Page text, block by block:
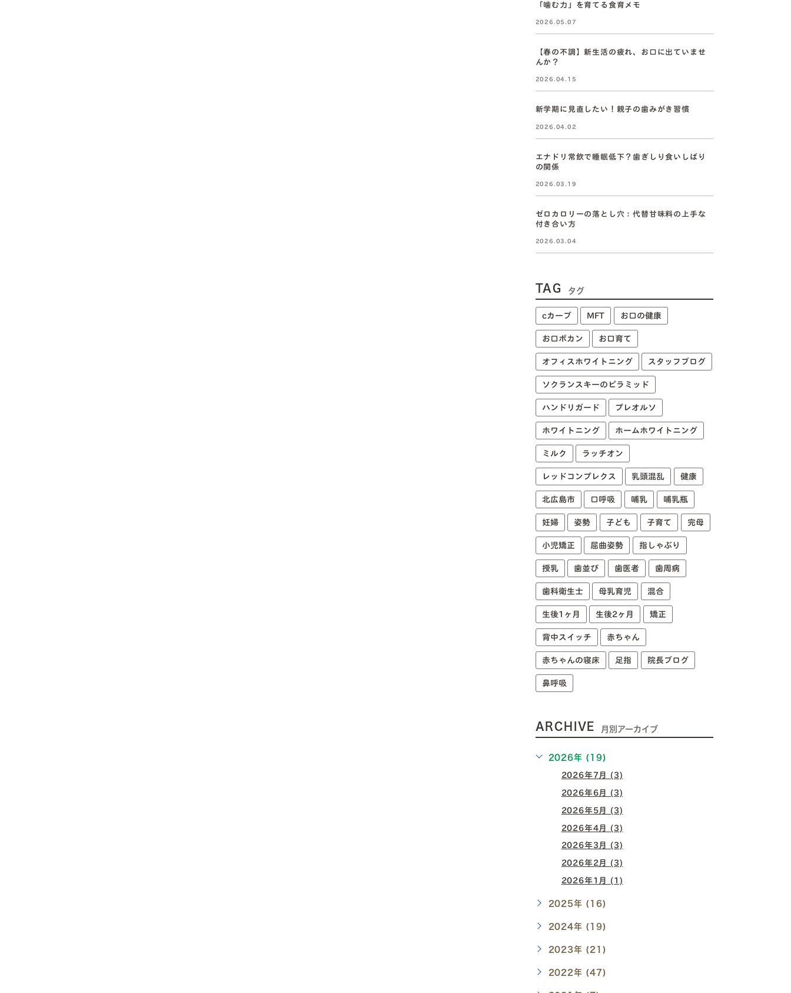
「噛む力」を育てる食育メモ
2026.05.07
【春の不調】新生活の疲れ、お口に出ていませ
んか？
2026.04.15
新学期に見直したい！親子の歯みがき習慣
2026.04.02
エナドリ常飲で睡眠低下？歯ぎしり食いしばり
の関係
2026.03.19
ゼロカロリーの落とし穴：代替甘味料の上手な
付き合い方
2026.03.04
TAG タグ
cカーブ MFT お口の健康
お口ポカン お口育て
オフィスホワイトニング スタッフブログ
ソクランスキーのピラミッド
ハンドリガード プレオルソ
ホワイトニング ホームホワイトニング
ミルク ラッチオン
レッドコンプレクス 乳頭混乱 健康
北広島市 口呼吸 哺乳 哺乳瓶
妊婦 姿勢 子ども 子育て 完母
小児矯正 屈曲姿勢 指しゃぶり
授乳 歯並び 歯医者 歯周病
歯科衛生士 母乳育児 混合
生後1ヶ月 生後2ヶ月 矯正
背中スイッチ 赤ちゃん
赤ちゃんの寝床 足指 院長ブログ
鼻呼吸
ARCHIVE 月別アーカイブ
2026年 (19)
2026年7月 (3)
2026年6月 (3)
2026年5月 (3)
2026年4月 (3)
2026年3月 (3)
2026年2月 (3)
2026年1月 (1)
2025年 (16)
2024年 (19)
2023年 (21)
2022年 (47)